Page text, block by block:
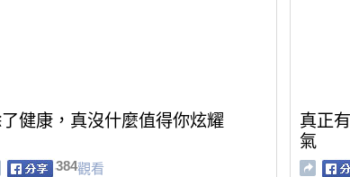
了健康，真沒什麼值得你炫耀
384觀看
真正
氣